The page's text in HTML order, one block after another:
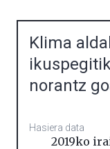
Klima
norantz
Hasiera data
2019ko